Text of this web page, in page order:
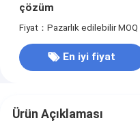
çözüm
Fiyat：Pazarlık edilebilir
En iyi fiyat
Ürün Açıklaması